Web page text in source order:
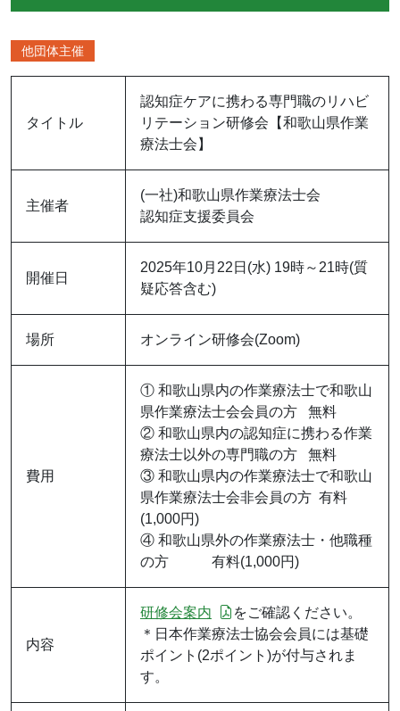
他団体主催
タイトル
認知症ケアに携わる専門職のリハビ
リテーション研修会【和歌山県作業
療法士会】
主催者
(一社)和歌山県作業療法士会
認知症支援委員会
開催日
2025年10月22日(水) 19時～21時(質
疑応答含む)
場所 オンライン研修会(Zoom)
費用
① 和歌山県内の作業療法士で和歌山
県作業療法士会会員の方 無料
② 和歌山県内の認知症に携わる作業
療法士以外の専門職の方 無料
③ 和歌山県内の作業療法士で和歌山
県作業療法士会非会員の方 有料
(1,000円)
④ 和歌山県外の作業療法士・他職種
の方 有料(1,000円)
内容
研修会案内
をご確認ください。
＊日本作業療法士協会会員には基礎
ポイント(2ポイント)が付与されま
す。